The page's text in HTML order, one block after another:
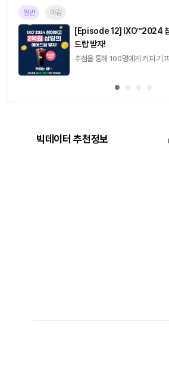
일반 마감
[Episode 12] IXO™2024 참
드랍 받자!
추첨을 통해 100명에게 커피 기
빅데이터 추천정보